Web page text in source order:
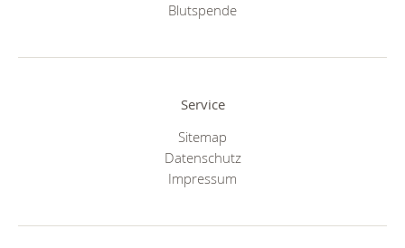
Blutspende
Service
Sitemap
Datenschutz
Impressum